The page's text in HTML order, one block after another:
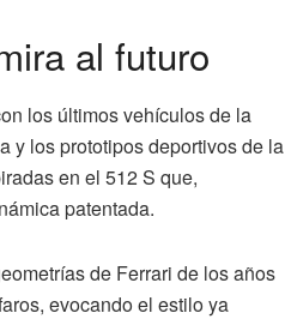
al futuro
los últimos vehículos de la
y los prototipos deportivos de la
en el 512 S que,
patentada.
de Ferrari de los años
evocando el estilo ya